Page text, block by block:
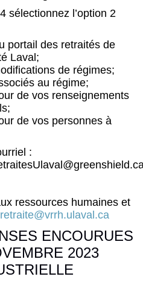
sélectionnez l’option 2
portail des retraités de
Laval;
de régimes;
au régime;
de vos renseignements
de vos personnes à
:
ressources humaines et
retraite@vrrh.ulaval.ca
ENCOURUES
2023